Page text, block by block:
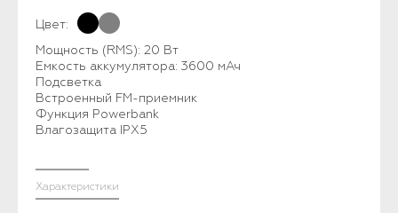
Цвет:
Мощность (RMS): 20 Вт
Емкость аккумулятора: 3600 мАч
Подсветка
Встроенный FM-приемник
Функция Powerbank
Влагозащита IPX5
Характеристики